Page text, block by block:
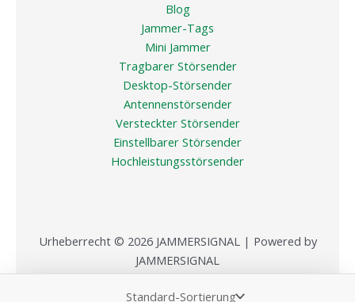
Blog
Jammer-Tags
Mini Jammer
Tragbarer Störsender
Desktop-Störsender
Antennenstörsender
Versteckter Störsender
Einstellbarer Störsender
Hochleistungsstörsender
Urheberrecht © 2026 JAMMERSIGNAL | Powered by
JAMMERSIGNAL